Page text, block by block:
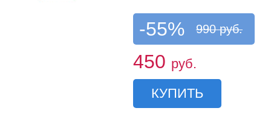
-55% 990 руб.
450 руб.
КУПИТЬ